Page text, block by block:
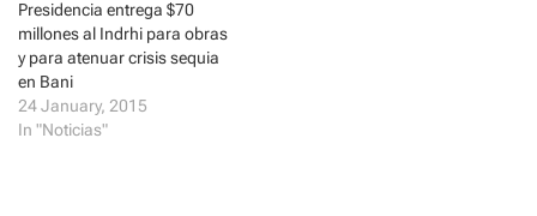
n
d
o
w
)
i
n
d
o
Presidencia entrega $70
millones al Indrhi para obras
y para atenuar crisis sequia
en Bani
24 January, 2015
In "Noticias"